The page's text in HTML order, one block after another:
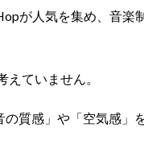
が人気を集め、音楽
ていません。
質感」や「空気感」